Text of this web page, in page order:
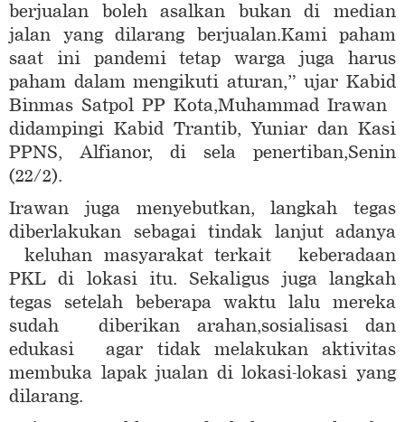
berjualan boleh asalkan bukan di median
jalan yang dilarang berjualan.Kami paham
saat ini pandemi tetap warga juga harus
paham dalam mengikuti aturan,” ujar Kabid
Binmas Satpol PP Kota,Muhammad Irawan
didampingi Kabid Trantib, Yuniar dan Kasi
PPNS, Alfianor, di sela penertiban,Senin
(22/2).
Irawan juga menyebutkan, langkah tegas
diberlakukan sebagai tindak lanjut adanya
keluhan masyarakat terkait keberadaan
PKL di lokasi itu. Sekaligus juga langkah
tegas setelah beberapa waktu lalu mereka
sudah diberikan arahan,sosialisasi dan
edukasi agar tidak melakukan aktivitas
membuka lapak jualan di lokasi-lokasi yang
dilarang.